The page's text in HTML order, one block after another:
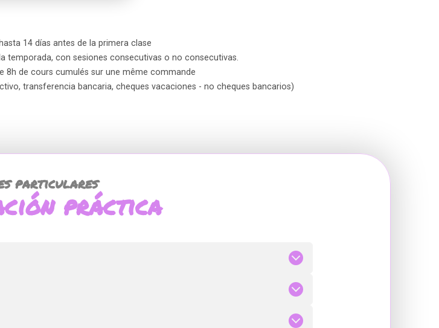
14 días antes de la primera clase
temporada, con sesiones consecutivas o no consecutivas.
8h de cours cumulés sur une même commande
transferencia bancaria, cheques vacaciones - no cheques bancarios)
particulares
práctica